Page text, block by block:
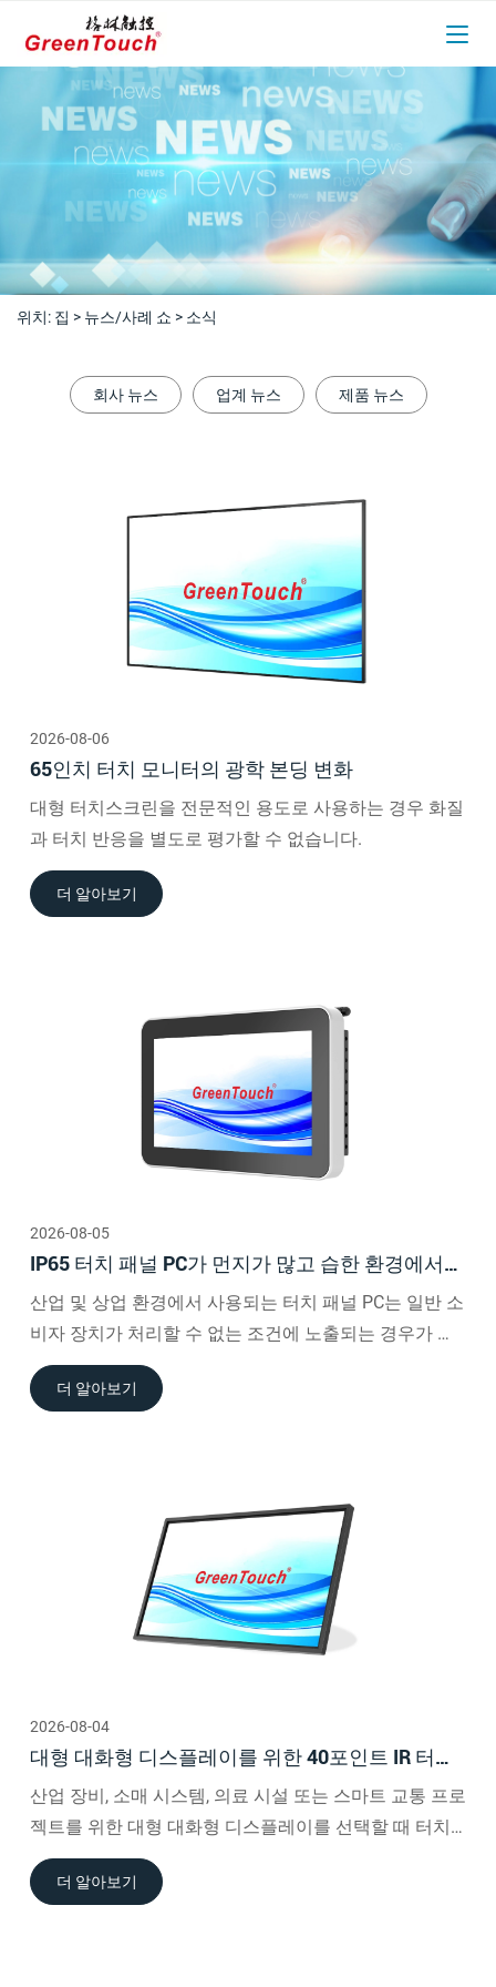
위치: 집 > 뉴스/사례 쇼 > 소식
회사 뉴스 업계 뉴스 제품 뉴스
2026-08-06
65인치 터치 모니터의 광학 본딩 변화
대형 터치스크린을 전문적인 용도로 사용하는 경우 화질
과 터치 반응을 별도로 평가할 수 없습니다.
더 알아보기
2026-08-05
IP65 터치 패널 PC가 먼지가 많고 습한 환경에서
신뢰성을 향상시키는 방법
산업 및 상업 환경에서 사용되는 터치 패널 PC는 일반 소
비자 장치가 처리할 수 없는 조건에 노출되는 경우가 많
습니다.
더 알아보기
2026-08-04
대형 대화형 디스플레이를 위한 40포인트 IR 터치
와 정전식 터치 비교
산업 장비, 소매 시스템, 의료 시설 또는 스마트 교통 프로
젝트를 위한 대형 대화형 디스플레이를 선택할 때 터치
기술은 유용성, 설치 및 장기 작동에 직접적인 영향을 미
칠 수 있습니다.
더 알아보기